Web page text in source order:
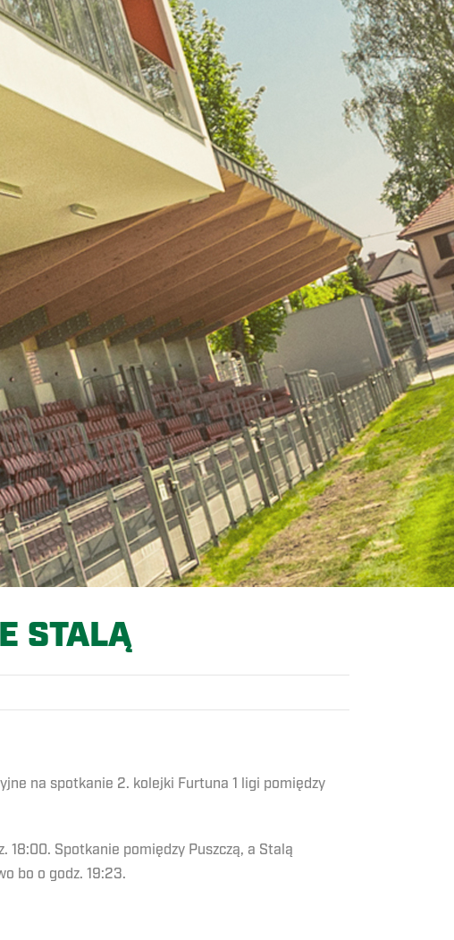
STALĄ
na spotkanie 2. kolejki Furtuna 1 ligi pomiędzy
18:00. Spotkanie pomiędzy Puszczą, a Stalą
bo o godz. 19:23.